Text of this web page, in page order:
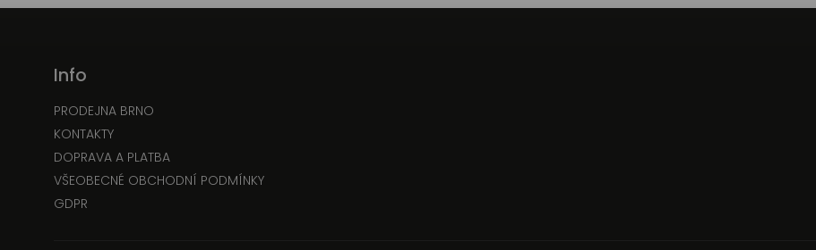
Info
PRODEJNA BRNO
KONTAKTY
DOPRAVA A PLATBA
VŠEOBECNÉ OBCHODNÍ PODMÍNKY
GDPR